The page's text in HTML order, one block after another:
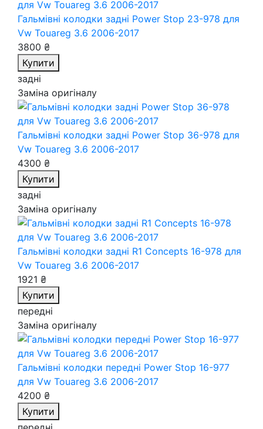
Гальмівні колодки задні Power Stop 23-978 для
Vw Touareg 3.6 2006-2017
3800 ₴
Купити
задні
Заміна оригіналу
Гальмівні колодки задні Power Stop 36-978 для
Vw Touareg 3.6 2006-2017
4300 ₴
Купити
задні
Заміна оригіналу
Гальмівні колодки задні R1 Concepts 16-978 для
Vw Touareg 3.6 2006-2017
1921 ₴
Купити
передні
Заміна оригіналу
Гальмівні колодки передні Power Stop 16-977
для Vw Touareg 3.6 2006-2017
4200 ₴
Купити